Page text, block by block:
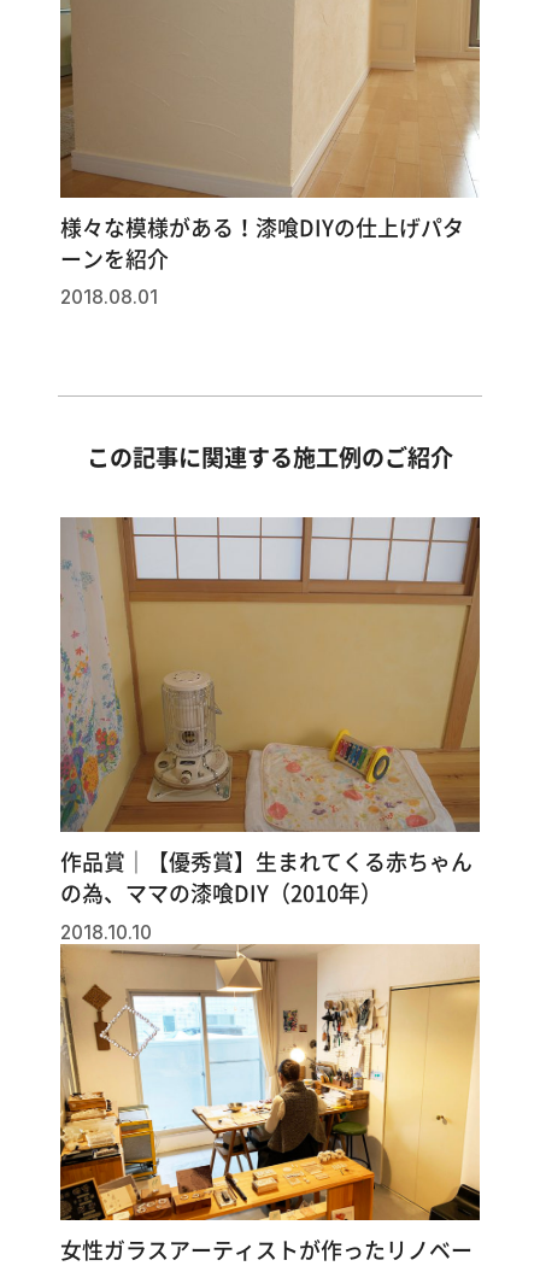
様々な模様がある！漆喰DIYの仕上げパタ
ーンを紹介
2018.08.01
この記事に関連する施工例のご紹介
作品賞｜【優秀賞】生まれてくる赤ちゃん
の為、ママの漆喰DIY（2010年）
2018.10.10
女性ガラスアーティストが作ったリノベー